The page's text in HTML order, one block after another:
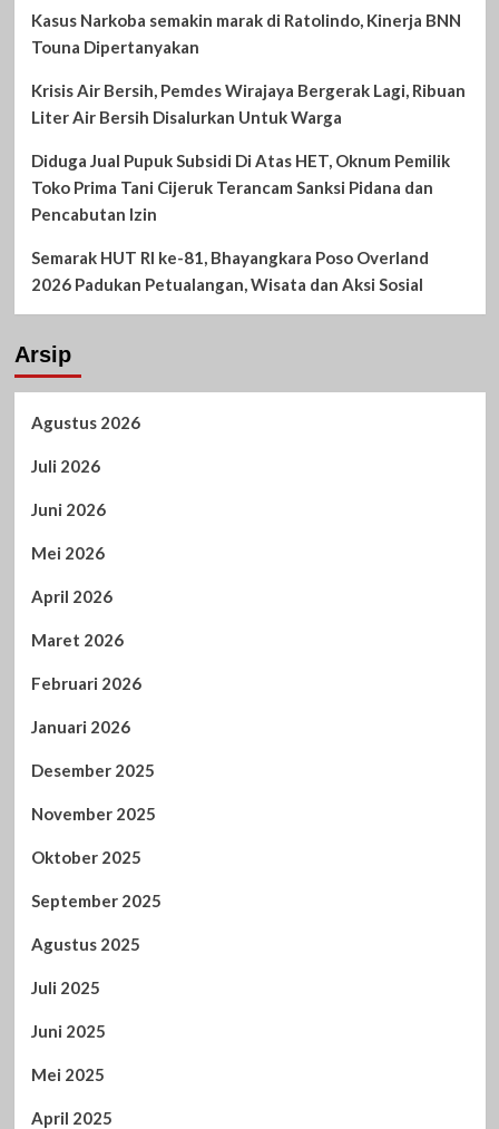
Kasus Narkoba semakin marak di Ratolindo, Kinerja BNN
Touna Dipertanyakan
Krisis Air Bersih, Pemdes Wirajaya Bergerak Lagi, Ribuan
Liter Air Bersih Disalurkan Untuk Warga
Diduga Jual Pupuk Subsidi Di Atas HET, Oknum Pemilik
Toko Prima Tani Cijeruk Terancam Sanksi Pidana dan
Pencabutan Izin
Semarak HUT RI ke-81, Bhayangkara Poso Overland
2026 Padukan Petualangan, Wisata dan Aksi Sosial
Arsip
Agustus 2026
Juli 2026
Juni 2026
Mei 2026
April 2026
Maret 2026
Februari 2026
Januari 2026
Desember 2025
November 2025
Oktober 2025
September 2025
Agustus 2025
Juli 2025
Juni 2025
Mei 2025
April 2025